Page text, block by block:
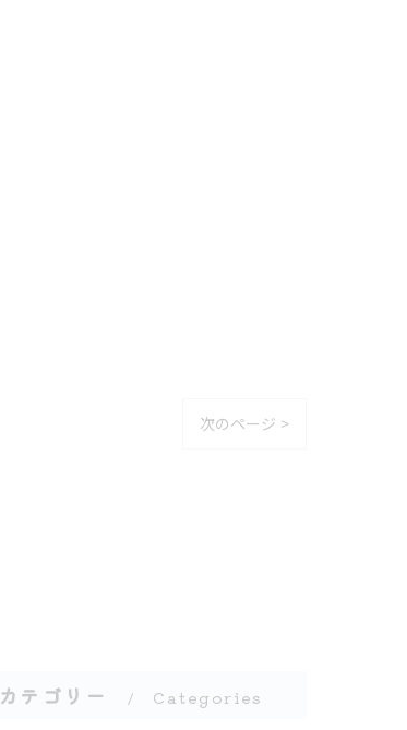
次のページ >
カテゴリー Categories